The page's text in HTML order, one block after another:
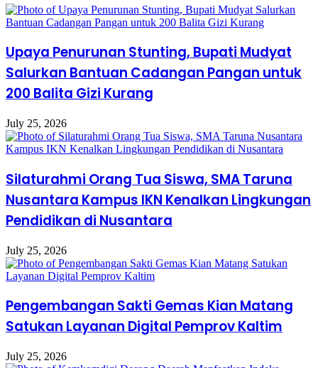
Upaya Penurunan Stunting, Bupati Mudyat
Salurkan Bantuan Cadangan Pangan untuk
200 Balita Gizi Kurang
July 25, 2026
Silaturahmi Orang Tua Siswa, SMA Taruna
Nusantara Kampus IKN Kenalkan Lingkungan
Pendidikan di Nusantara
July 25, 2026
Pengembangan Sakti Gemas Kian Matang
Satukan Layanan Digital Pemprov Kaltim
July 25, 2026